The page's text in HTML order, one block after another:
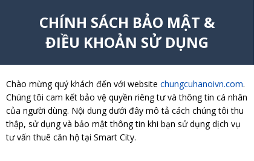
CHÍNH SÁCH BẢO MẬT &
ĐIỀU KHOẢN SỬ DỤNG
Chào mừng quý khách đến với website chungcuhanoivn.com.
Chúng tôi cam kết bảo vệ quyền riêng tư và thông tin cá nhân
của người dùng. Nội dung dưới đây mô tả cách chúng tôi thu
thập, sử dụng và bảo mật thông tin khi bạn sử dụng dịch vụ
tư vấn thuê căn hộ tại Smart City.